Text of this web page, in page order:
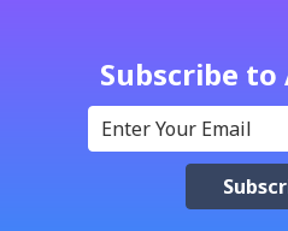
Language and Regional
Language Options; Go to
check box (install files.....
Asian...languages): Click
Subscribe to